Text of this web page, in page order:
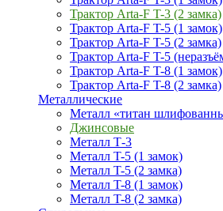
Трактор Arta-F T-3 (2 замка)
Трактор Arta-F T-5 (1 замок)
Трактор Arta-F T-5 (2 замка)
Трактор Arta-F T-5
Трактор Arta-F T-8 (1 замок)
Трактор Arta-F T-8 (2 замка)
Металлические
Металл «титан
Джинсовые
Металл Т-3
Металл T-5 (1 замок)
Металл T-5 (2 замка)
Металл T-8 (1 замок)
Металл T-8 (2 замка)